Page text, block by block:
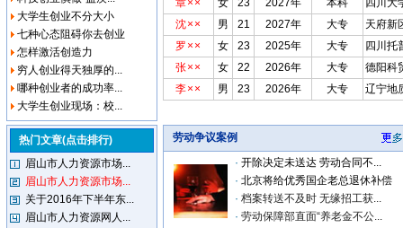
大学生创业不分大小
七种心态阻碍你去创业
怎样激活创造力
穷人创业得天独厚的...
哪种创业者的成功率...
大学生创业现场：校...
章××
女 23 2027年 本科
四川大
沈××
男 21 2027年 大专
天府新
罗××
女 23 2025年 大专
四川托
张××
女 22 2026年 大专
德阳科
李××
男 23 2026年 大专 辽宁地
热门文章(点击排行)
眉山市人力资源市场...
眉山市人力资源市场...
关于2016年下半年东...
眉山市人力资源网人...
劳动争议案例
· 开除决定未送达 劳动合同不...
· 北京将给优秀国企老总退休补偿
· 档案转送不及时 无缘招工获...
· 劳动保障部直面“养老金不公...